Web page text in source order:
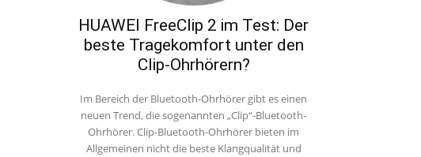
HUAWEI FreeClip 2 im Test: Der
beste Tragekomfort unter den
Clip-Ohrhörern?
Im Bereich der Bluetooth-Ohrhörer gibt es einen
neuen Trend, die sogenannten „Clip“-Bluetooth-
Ohrhörer. Clip-Bluetooth-Ohrhörer bieten im
Allgemeinen nicht die beste Klangqualität und